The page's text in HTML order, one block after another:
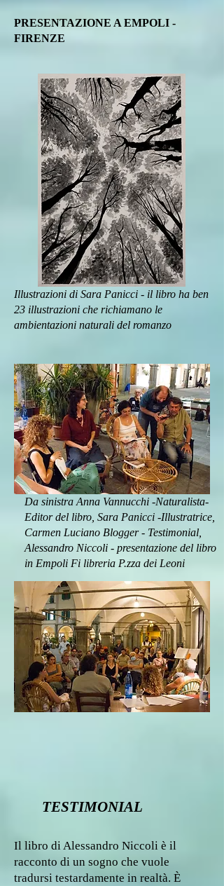
PRESENTAZIONE A EMPOLI -
FIRENZE
Illustrazioni di Sara Panicci - il libro ha ben
23 illustrazioni che richiamano le
ambientazioni naturali del romanzo
Da sinistra Anna Vannucchi -Naturalista-
Editor del libro, Sara Panicci -Illustratrice,
Carmen Luciano Blogger - Testimonial,
Alessandro Niccoli - presentazione del libro
in Empoli Fi libreria P.zza dei Leoni
TESTIMONIAL
Il libro di Alessandro Niccoli è il
racconto di un sogno che vuole
tradursi testardamente in realtà. È